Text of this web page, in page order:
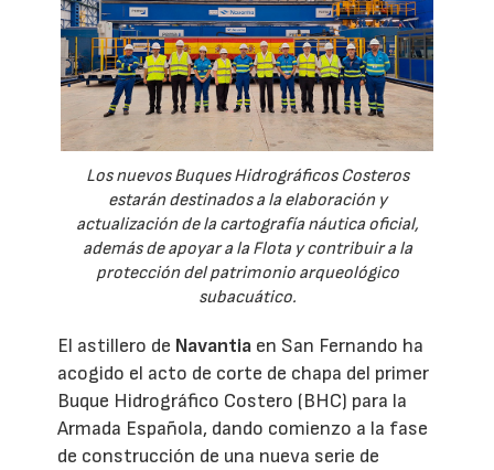
Los nuevos Buques Hidrográficos Costeros
estarán destinados a la elaboración y
actualización de la cartografía náutica oficial,
además de apoyar a la Flota y contribuir a la
protección del patrimonio arqueológico
subacuático.
El astillero de Navantia en San Fernando ha
acogido el acto de corte de chapa del primer
Buque Hidrográfico Costero (BHC) para la
Armada Española, dando comienzo a la fase
de construcción de una nueva serie de